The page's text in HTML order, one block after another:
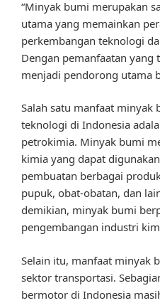
“Minyak bumi merupakan
utama yang memainkan
perkembangan teknologi
Dengan pemanfaatan
menjadi pendorong utama
Salah satu manfaat minyak
teknologi di Indonesia
petrokimia. Minyak bumi
kimia yang dapat
pembuatan berbagai
pupuk, obat-obatan, dan
demikian, minyak bumi
pengembangan industri
Selain itu, manfaat minyak
sektor transportasi.
bermotor di Indonesia